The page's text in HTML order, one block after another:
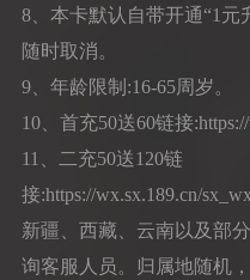
8、本卡默认自带开通“1元
随时取消。
9、年龄限制:16-65周岁。
10、首充50送60链接
11、二充50送120链
接:https://wx.sx.189.cn/
新疆、西藏、云南以及部
询客服人员。归属地随机